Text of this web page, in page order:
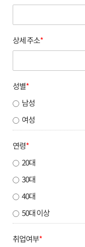
상세 주소*
성별*
남성
여성
연령*
20대
30대
40대
50대 이상
취업여부*